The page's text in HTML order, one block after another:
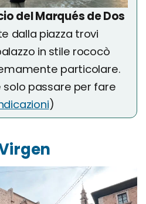
del Marqués de Dos
dalla piazza trovi
in stile rococò
particolare.
solo passare per fare
)